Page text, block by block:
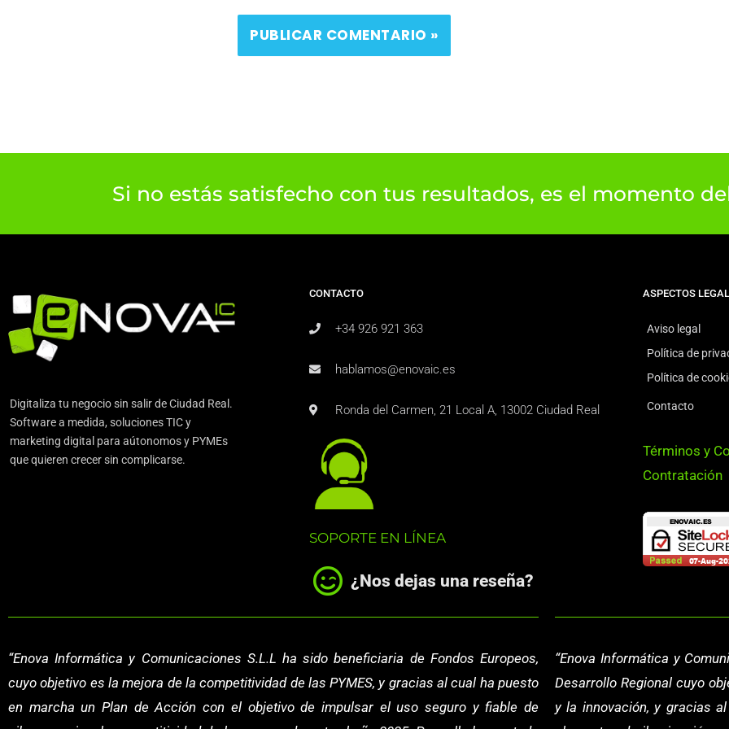
Si no estás satisfecho con tus resultados, es el momento
Digitaliza tu negocio sin salir de Ciudad Real.
Software a medida, soluciones TIC y
marketing digital para aútonomos y PYMEs
que quieren crecer sin complicarse.
CONTACTO
+34 926 921 363
hablamos@enovaic.es
Ronda del Carmen, 21 Local A, 13002 Ciudad Real
SOPORTE EN LÍNEA
¿Nos dejas una reseña?
ASPECTOS
Aviso legal
Política de
Política de
Contacto
Términos y
Contratación
“Enova Informática y Comunicaciones S.L.L ha sido beneficiaria de Fondos Europeos,
cuyo objetivo es la mejora de la competitividad de las PYMES, y gracias al cual ha puesto
en marcha un Plan de Acción con el objetivo de impulsar el uso seguro y fiable de
“Enova Informática y
Desarrollo Regional cuyo
y la innovación, y gracias